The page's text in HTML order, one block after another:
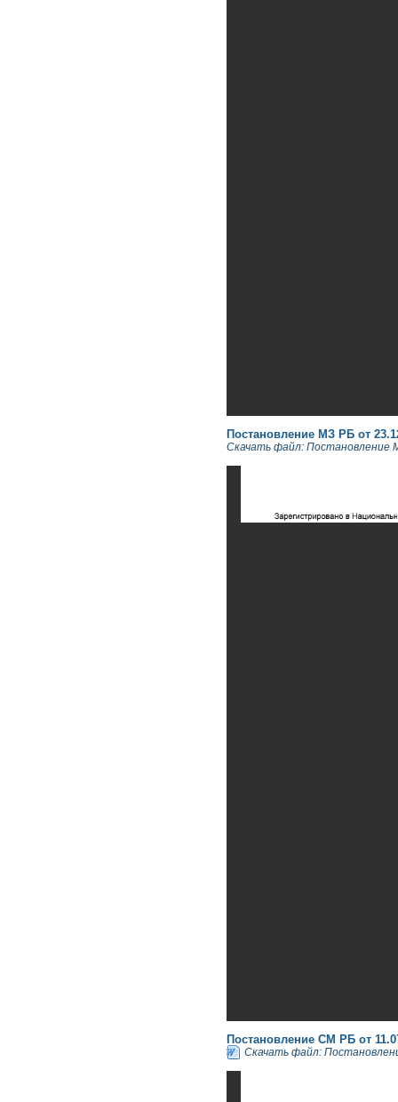
Постановление МЗ РБ от
Скачать файл: Постановление
Постановление СМ РБ от
Скачать файл: